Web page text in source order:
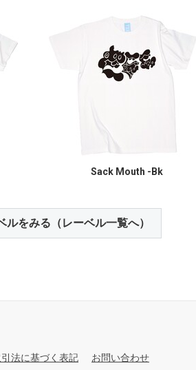
Sack Mouth -Bk
ルをみる（レーベル一覧へ）
法に基づく表記 お問い合わせ